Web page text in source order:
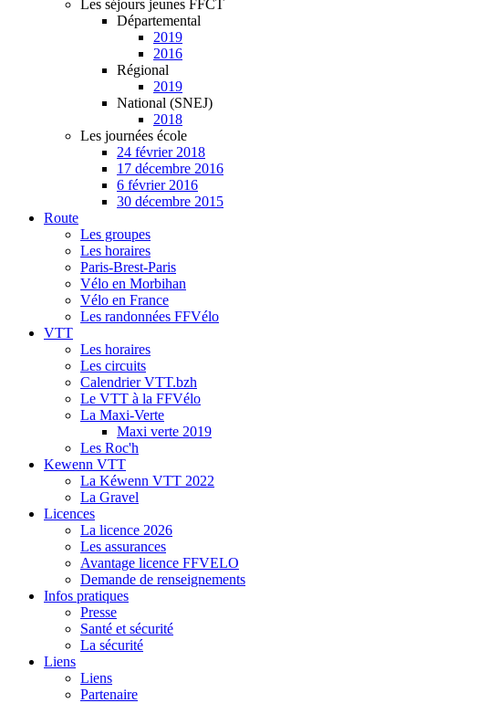
Les séjours jeunes FFCT
Départemental
2019
2016
Régional
2019
National (SNEJ)
2018
Les journées école
24 février 2018
17 décembre 2016
6 février 2016
30 décembre 2015
Route
Les groupes
Les horaires
Paris-Brest-Paris
Vélo en Morbihan
Vélo en France
Les randonnées FFVélo
VTT
Les horaires
Les circuits
Calendrier VTT.bzh
Le VTT à la FFVélo
La Maxi-Verte
Maxi verte 2019
Les Roc'h
Kewenn VTT
La Kéwenn VTT 2022
La Gravel
Licences
La licence 2026
Les assurances
Avantage licence FFVELO
Demande de renseignements
Infos pratiques
Presse
Santé et sécurité
La sécurité
Liens
Liens
Partenaire